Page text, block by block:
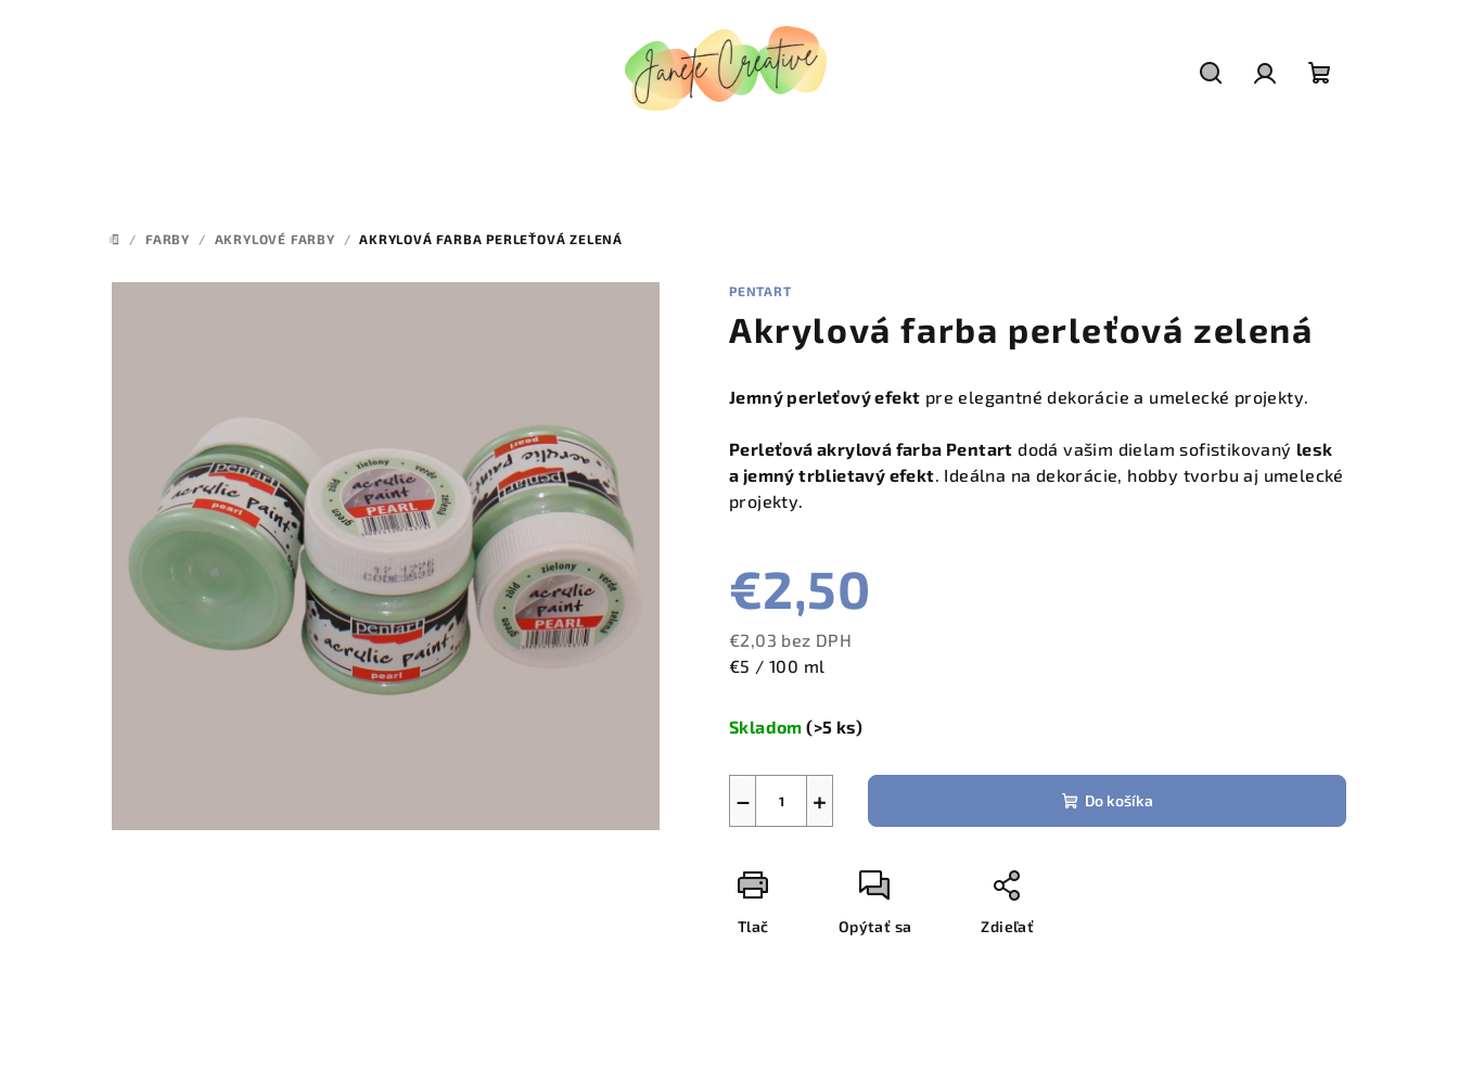
DOMOV
/ FARBY / AKRYLOVÉ FARBY / AKRYLOVÁ FARBA PERLEŤOVÁ ZELENÁ
PENTART
Akrylová farba perleťová zelená
Jemný perleťový efekt pre elegantné dekorácie a umelecké projekty.
Perleťová akrylová farba Pentart dodá vašim dielam sofistikovaný lesk
a jemný trblietavý efekt . Ideálna na dekorácie, hobby tvorbu aj umelecké
projekty.
€2,50
€2,03 bez DPH
Jednotková
€5 / 100 ml
Skladom(>5 ks)
+
− Do košíka
Tlač Opýtať sa Zdieľať